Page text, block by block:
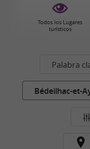
Todos los Lugares
turísticos
Palabra
Bédeilhac-et-